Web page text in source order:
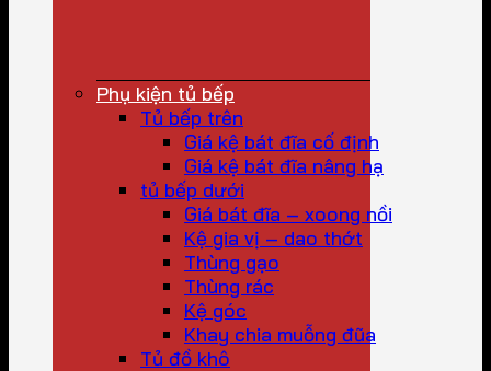
Phụ kiện tủ bếp
Tủ bếp trên
Giá kệ bát đĩa cố định
Giá kệ bát đĩa nâng hạ
tủ bếp dưới
Giá bát đĩa – xoong nồi
Kệ gia vị – dao thớt
Thùng gạo
Thùng rác
Kệ góc
Khay chia muỗng đũa
Tủ đồ khô